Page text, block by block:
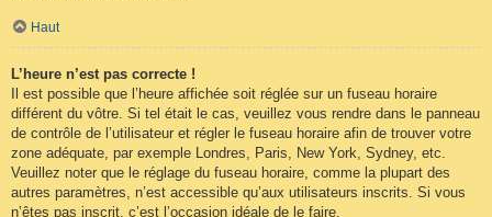
Haut
L’heure n’est pas correcte !
Il est possible que l’heure affichée soit réglée sur un fuseau horaire
différent du vôtre. Si tel était le cas, veuillez vous rendre dans le panneau
de contrôle de l’utilisateur et régler le fuseau horaire afin de trouver votre
zone adéquate, par exemple Londres, Paris, New York, Sydney, etc.
Veuillez noter que le réglage du fuseau horaire, comme la plupart des
autres paramètres, n’est accessible qu’aux utilisateurs inscrits. Si vous
n’êtes pas inscrit, c’est l’occasion idéale de le faire.